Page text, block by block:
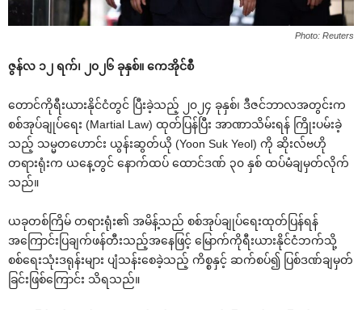
Photo: Reuters
ဇွန်လ ၁၂ ရက်၊ ၂၀၂၆ ခုနှစ်။ ကေအိုင်စီ
တောင်ကိုရီးယားနိုင်ငံတွင် ပြီးခဲ့သည့် ၂၀၂၄ ခုနှစ်၊ ဒီဇင်ဘာလအတွင်းက
စစ်အုပ်ချုပ်ရေး (Martial Law) ထုတ်ပြန်ပြီး အာဏာသိမ်းရန် ကြိုးပမ်းခဲ့
သည့် သမ္မတဟောင်း ယွန်းဆွတ်ယို (Yoon Suk Yeol) ကို ဆိုးလ်ဗဟို
တရားရုံးက ယနေ့တွင် နောက်ထပ် ထောင်ဒဏ် ၃၀ နှစ် ထပ်မံချမှတ်လိုက်
သည်။
ယခုတစ်ကြိမ် တရားရုံး၏ အမိန့်သည် စစ်အုပ်ချုပ်ရေးထုတ်ပြန်ရန်
အကြောင်းပြချက်ဖန်တီးသည့်အနေဖြင့် မြောက်ကိုရီးယားနိုင်ငံဘက်သို့
စစ်ရေးသုံးဒရုန်းများ ပျံသန်းစေခဲ့သည့် ကိစ္စနှင့် ဆက်စပ်၍ ပြစ်ဒဏ်ချမှတ်
ခြင်းဖြစ်ကြောင်း သိရသည်။